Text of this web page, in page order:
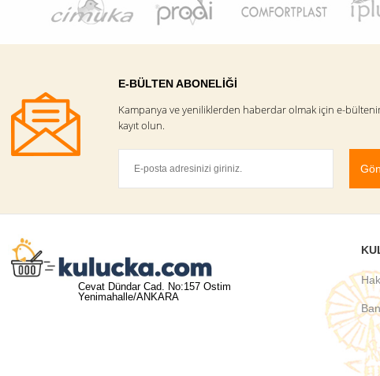
E-BÜLTEN ABONELİĞİ
Kampanya ve yeniliklerden haberdar olmak için e-
kayıt olun.
Cevat Dündar Cad. No:157 Ostim
Yenimahalle/ANKARA